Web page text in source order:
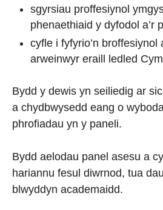
sgyrsiau proffesiynol
phenaethiaid y dyfodol a’r
cyfle i fyfyrio’n
arweinwyr eraill ledled
Bydd y dewis yn seiliedig ar
a chydbwysedd eang o
phrofiadau yn y paneli.
Bydd aelodau panel asesu a
hariannu fesul diwrnod, tua
blwyddyn academaidd.